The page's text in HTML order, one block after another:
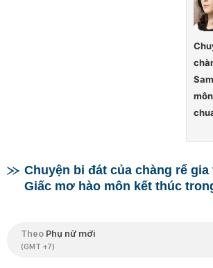
Chuyện bi đát của chàng rể
Giấc mơ hào môn kết thúc
Theo Phụ nữ mới
(GMT +7)